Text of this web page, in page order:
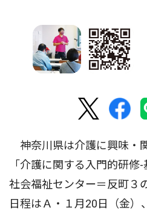
神奈川県は介護に興味・
「介護に関する入門的研
社会福祉センター＝反町３
日程はＡ・１月20日（金）